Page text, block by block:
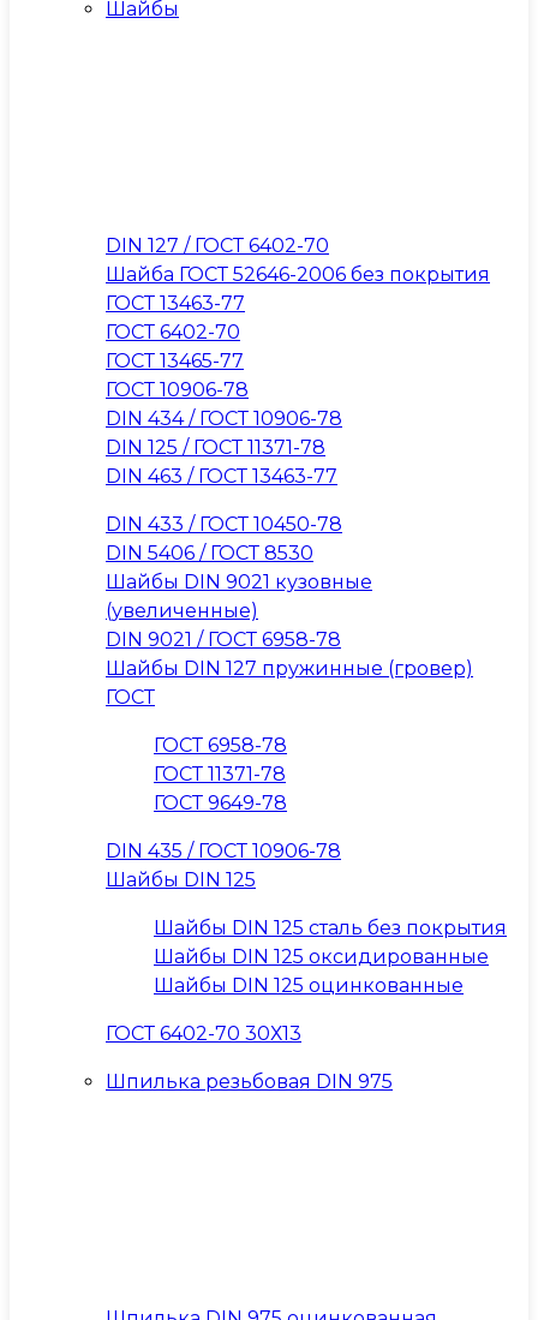
Шайбы
DIN 127 / ГОСТ 6402-70
Шайба ГОСТ 52646-2006 без покрытия
ГОСТ 13463-77
ГОСТ 6402-70
ГОСТ 13465-77
ГОСТ 10906-78
DIN 434 / ГОСТ 10906-78
DIN 125 / ГОСТ 11371-78
DIN 463 / ГОСТ 13463-77
DIN 433 / ГОСТ 10450-78
DIN 5406 / ГОСТ 8530
Шайбы DIN 9021 кузовные
(увеличенные)
DIN 9021 / ГОСТ 6958-78
Шайбы DIN 127 пружинные (гровер)
ГОСТ
ГОСТ 6958-78
ГОСТ 11371-78
ГОСТ 9649-78
DIN 435 / ГОСТ 10906-78
Шайбы DIN 125
Шайбы DIN 125 сталь без покрытия
Шайбы DIN 125 оксидированные
Шайбы DIN 125 оцинкованные
ГОСТ 6402-70 30Х13
Шпилька резьбовая DIN 975